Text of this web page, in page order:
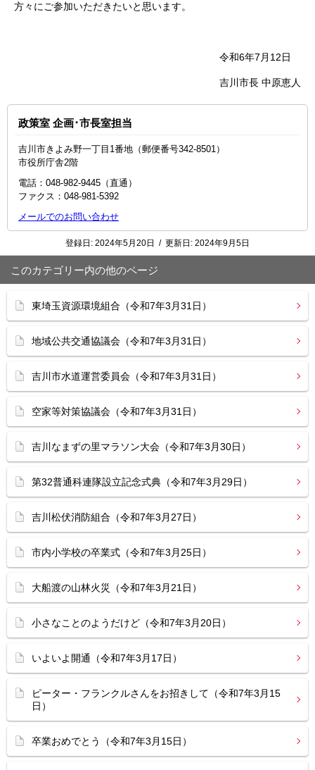
方々にご参加いただきたいと思います。
令和6年7月12日
吉川市長 中原恵人
政策室 企画･市長室担当
吉川市きよみ野一丁目1番地（郵便番号342-8501）
市役所庁舎2階
電話：048‐982‐9445（直通）
ファクス：048-981-5392
メールでのお問い合わせ
登録日: 2024年5月20日 / 更新日: 2024年9月5日
このカテゴリー内の他のページ
東埼玉資源環境組合（令和7年3月31日）
地域公共交通協議会（令和7年3月31日）
吉川市水道運営委員会（令和7年3月31日）
空家等対策協議会（令和7年3月31日）
吉川なまずの里マラソン大会（令和7年3月30日）
第32普通科連隊設立記念式典（令和7年3月29日）
吉川松伏消防組合（令和7年3月27日）
市内小学校の卒業式（令和7年3月25日）
大船渡の山林火災（令和7年3月21日）
小さなことのようだけど（令和7年3月20日）
いよいよ開通（令和7年3月17日）
ピーター・フランクルさんをお招きして（令和7年3月15
日）
卒業おめでとう（令和7年3月15日）